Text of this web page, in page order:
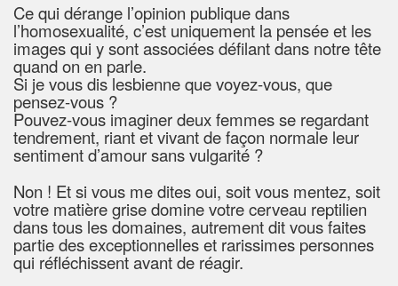
Ce qui dérange l’opinion publique dans
l’homosexualité, c’est uniquement la pensée et les
images qui y sont associées défilant dans notre tête
quand on en parle.
Si je vous dis lesbienne que voyez-vous, que
pensez-vous ?
Pouvez-vous imaginer deux femmes se regardant
tendrement, riant et vivant de façon normale leur
sentiment d’amour sans vulgarité ?
Non ! Et si vous me dites oui, soit vous mentez, soit
votre matière grise domine votre cerveau reptilien
dans tous les domaines, autrement dit vous faites
partie des exceptionnelles et rarissimes personnes
qui réfléchissent avant de réagir.